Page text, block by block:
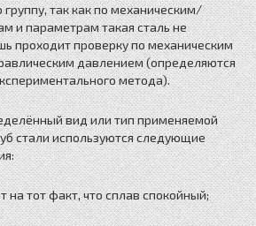
так как по механическим/
и параметрам такая сталь не
проходит проверку по механическим
давлением (определяются
метода).
вид или тип применяемой
стали используются следующие
на тот факт, что сплав спокойный;